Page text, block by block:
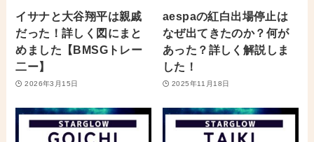
イサナと大谷翔平は親戚
だった！詳しく図にまと
めました【BMSGトレー
二ー】
2026年3月15日
aespaの紅白出場停止は
なぜ出てきたのか？何が
あった？詳しく解説しま
した！
2025年11月18日